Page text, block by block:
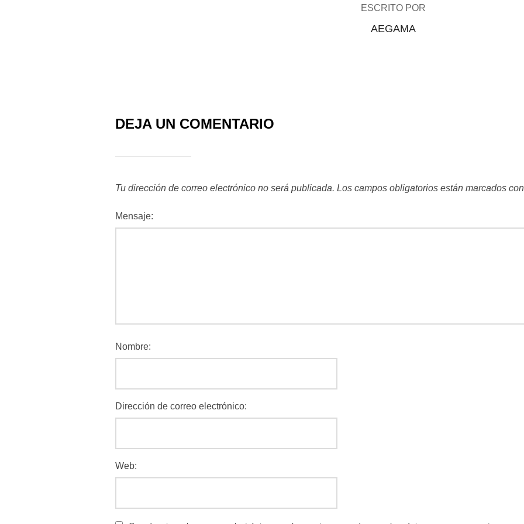
ESCRITO POR
AEGAMA
DEJA UN COMENTARIO
Tu dirección de correo electrónico no será publicada. Los campos obligatorios están marcados
Mensaje:
Nombre:
Dirección de correo electrónico:
Web: